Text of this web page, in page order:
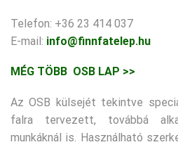
Telefon: +36 23 414 037
E-mail: info@finnfatelep.hu
MÉG TÖBB OSB LAP >>
Az OSB külsejét tekintve
falra tervezett, továbbá
munkáknál is. Használható